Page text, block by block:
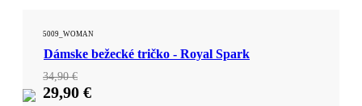
5009_WOMAN
Dámske bežecké tričko - Royal Spark
34,90€
29,90 €